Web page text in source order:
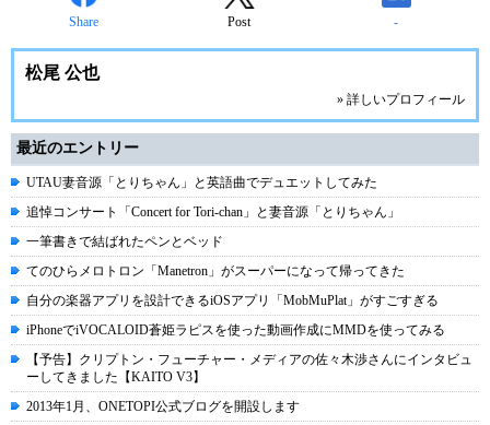
Share Post -
松尾 公也
» 詳しいプロフィール
最近のエントリー
UTAU妻音源「とりちゃん」と英語曲でデュエットしてみた
追悼コンサート「Concert for Tori-chan」と妻音源「とりちゃん」
一筆書きで結ばれたペンとベッド
てのひらメロトロン「Manetron」がスーパーになって帰ってきた
自分の楽器アプリを設計できるiOSアプリ「MobMuPlat」がすごすぎる
iPhoneでiVOCALOID蒼姫ラピスを使った動画作成にMMDを使ってみる
【予告】クリプトン・フューチャー・メディアの佐々木渉さんにインタビュ
ーしてきました【KAITO V3】
2013年1月、ONETOPI公式ブログを開設します